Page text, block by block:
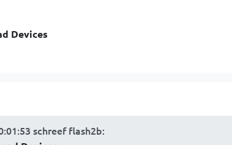
Devices
schreef flash2b: